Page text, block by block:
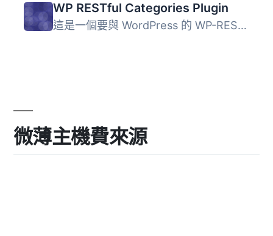
WP RESTful Categories Plugin
這是一個要與 WordPress 的 WP-RESTful 外掛一起使用的外掛，...
微薄主機費來源